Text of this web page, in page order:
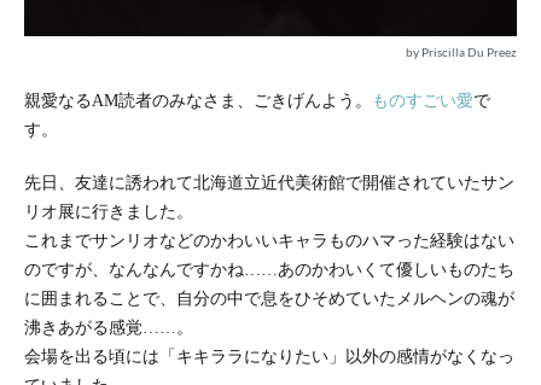
by Priscilla Du Preez
親愛なるAM読者のみなさま、ごきげんよう。 ものすごい愛で
す。
先日、友達に誘われて北海道立近代美術館で開催されていたサン
リオ展に行きました。
これまでサンリオなどのかわいいキャラものハマった経験はない
のですが、なんなんですかね……あのかわいくて優しいものたち
に囲まれることで、自分の中で息をひそめていたメルヘンの魂が
沸きあがる感覚……。
会場を出る頃には「キキララになりたい」以外の感情がなくなっ